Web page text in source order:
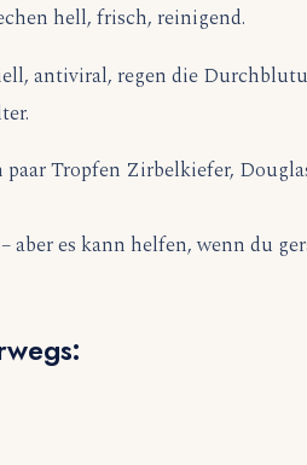
hell, frisch, reinigend.
antiviral, regen die
Tropfen Zirbelkiefer,
aber es kann helfen, wenn du